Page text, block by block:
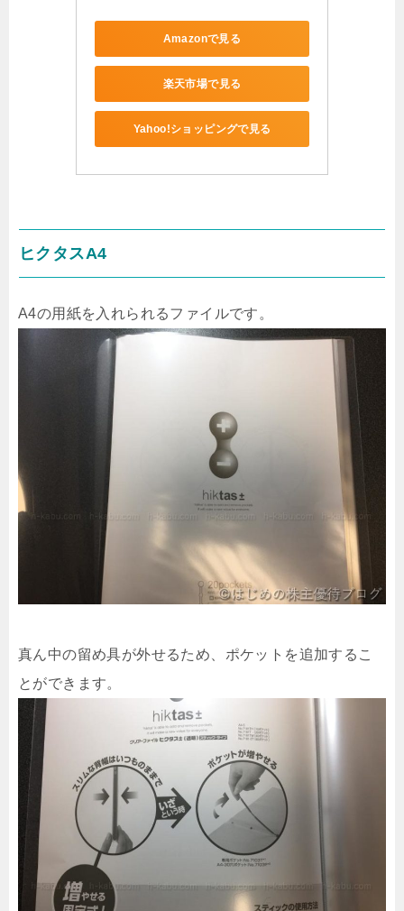
Amazonで見る
楽天市場で見る
Yahoo!ショッピングで見る
ヒクタスA4
A4の用紙を入れられるファイルです。
真ん中の留め具が外せるため、ポケットを追加するこ
とができます。